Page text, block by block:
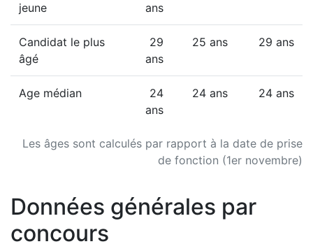
Les âges sont calculés par rapport à la date de prise
de fonction (1er novembre)
jeune
ans
Candidat le plus
âgé
29
ans
25 ans 29 ans
Age médian
24
ans
24 ans 24 ans
Données générales par
concours